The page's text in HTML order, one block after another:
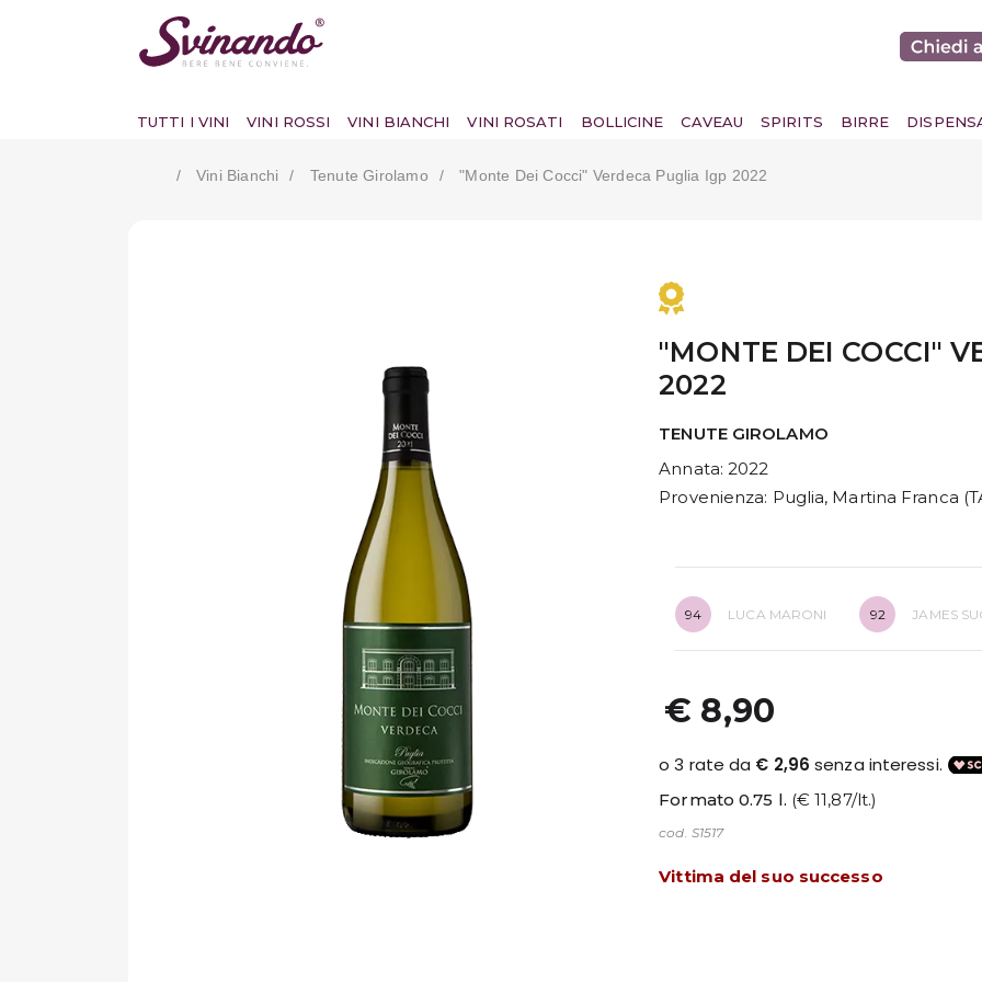
TUTTI I VINI VINI ROSSI VINI BIANCHI VINI ROSATI BOLLICINE CAVEAU SPIRITS BIRRE
Vini Bianchi Tenute Girolamo "monte Dei Cocci" Verdeca Puglia Igp 2022
"MONTE DEI COCCI"
2022
TENUTE GIROLAMO
Annata: 2022
Provenienza: Puglia, Martina Franca
94 LUCA MARONI 92 JAMES
€ 8,90
Formato 0.75 l. (€ 11,87/lt.)
cod. S1517
Vittima del suo successo